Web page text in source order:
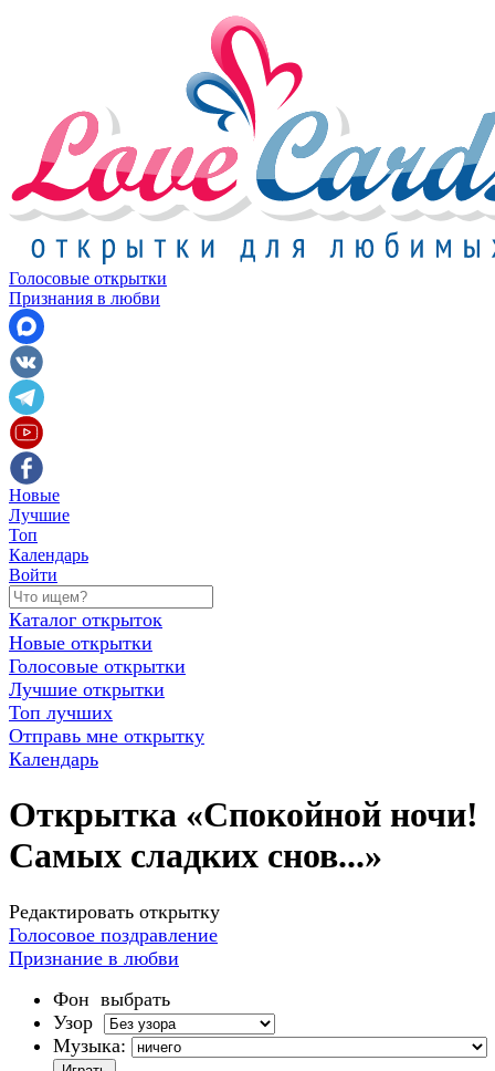
Голосовые открытки
Признания в любви
Новые
Лучшие
Топ
Календарь
Войти
Каталог открыток
Новые открытки
Голосовые открытки
Лучшие открытки
Топ лучших
Отправь мне открытку
Календарь
Открытка «Спокойной ночи!
Самых сладких снов...»
Редактировать открытку
Голосовое поздравление
Признание в любви
Фон выбрать
Узор
Музыка: